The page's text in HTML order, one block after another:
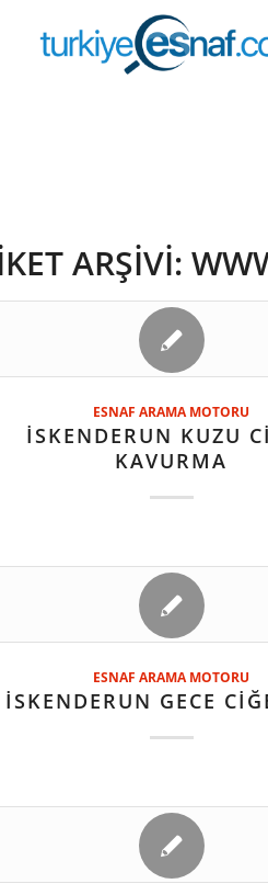
ARŞIVI:
ESNAF ARAMA MOTORU
İSKENDERUN KUZU
KAVURMA
ESNAF ARAMA MOTORU
İSKENDERUN GECE